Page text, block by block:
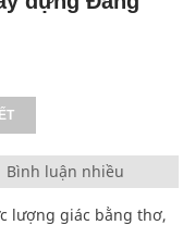
Bình luận nhiều
lượng giác bằng thơ,